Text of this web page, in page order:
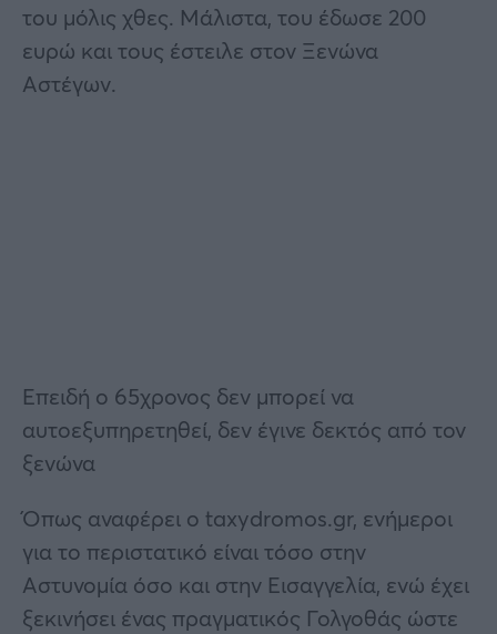
του μόλις χθες. Μάλιστα, του έδωσε 200
ευρώ και τους έστειλε στον Ξενώνα
Αστέγων.
Επειδή ο 65χρονος δεν μπορεί να
αυτοεξυπηρετηθεί, δεν έγινε δεκτός από τον
ξενώνα
Όπως αναφέρει ο taxydromos.gr, ενήμεροι
για το περιστατικό είναι τόσο στην
Αστυνομία όσο και στην Εισαγγελία, ενώ έχει
ξεκινήσει ένας πραγματικός Γολγοθάς ώστε